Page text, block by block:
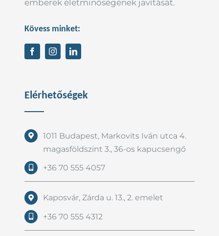
emberek életminőségének javítását.
Kövess minket:
Elérhetőségek
1011 Budapest, Markovits Iván utca 4.
magasföldszint 3., 36-os kapucsengő
+36 70 555 4057
Kaposvár, Zárda u. 13., 2. emelet
+36 70 555 4312